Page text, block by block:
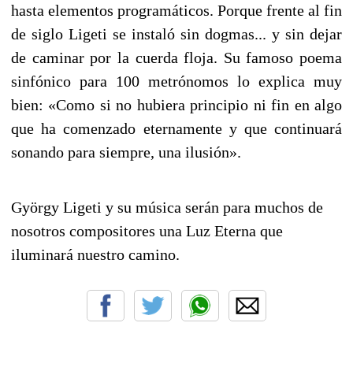
hasta elementos programáticos. Porque frente al fin
de siglo Ligeti se instaló sin dogmas... y sin dejar
de caminar por la cuerda floja. Su famoso poema
sinfónico para 100 metrónomos lo explica muy
bien: «Como si no hubiera principio ni fin en algo
que ha comenzado eternamente y que continuará
sonando para siempre, una ilusión».
György Ligeti y su música serán para muchos de
nosotros compositores una Luz Eterna que
iluminará nuestro camino.